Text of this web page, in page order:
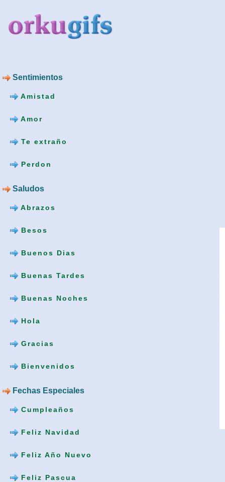
Sentimientos
Amistad
Amor
Te extraño
Perdon
Saludos
Abrazos
Besos
Buenos Dias
Buenas Tardes
Buenas Noches
Hola
Gracias
Bienvenidos
Fechas Especiales
Cumpleaños
Feliz Navidad
Feliz Año Nuevo
Feliz Pascua